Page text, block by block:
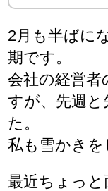
2月も半ばに
期です。
会社の経営者
すが、先週と
た。
私も雪かきを
最近ちょっ